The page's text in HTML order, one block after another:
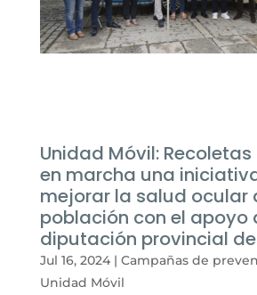
Unidad Móvil:
en marcha una
mejorar la salud ocular
población con el apoyo
diputación provincial
Jul 16, 2024| Campañas de
Unidad Móvil